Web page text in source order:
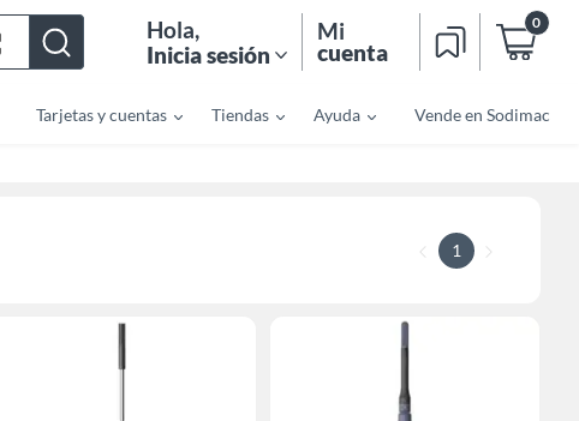
Hola,
Inicia sesión
Mi
cuenta
0
Tarjetas y cuentas Tiendas Ayuda Vende en Sodimac
1